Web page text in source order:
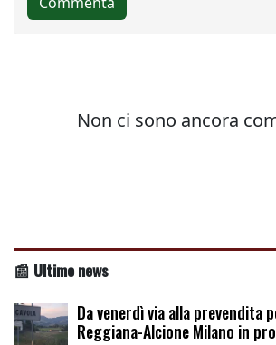
📰 Ultime news
Da venerdì via alla prevendita
Reggiana-Alcione Milano in